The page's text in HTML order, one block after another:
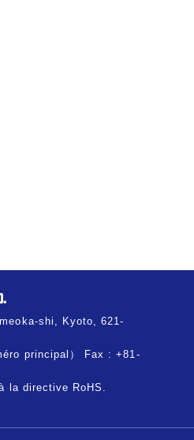
shi, Kyoto, 621-
principal） Fax : +81-
la directive RoHS.